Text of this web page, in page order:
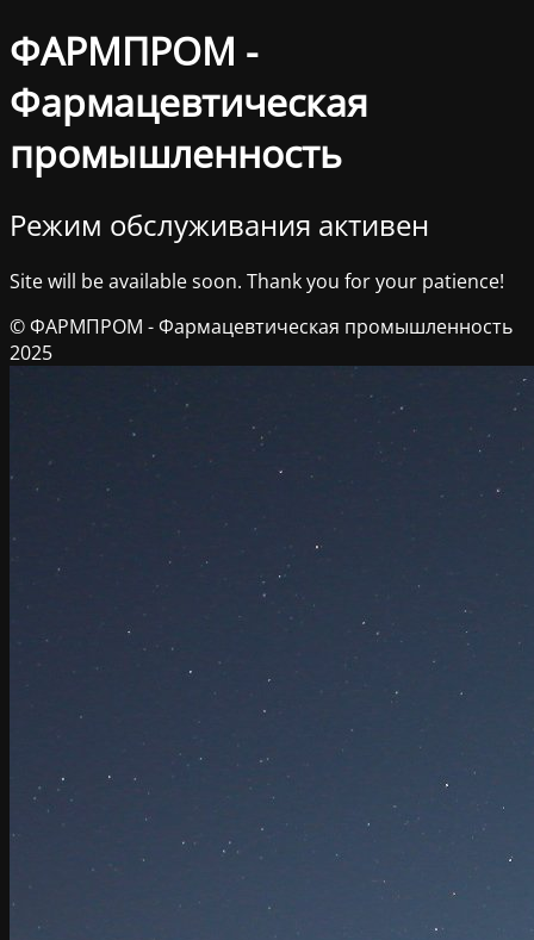
ФАРМПРОМ -
Фармацевтическая
промышленность
Режим обслуживания активен
Site will be available soon. Thank you for your patience!
© ФАРМПРОМ - Фармацевтическая промышленность
2025